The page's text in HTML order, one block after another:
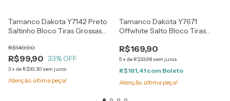
Tamanco Dakota Y7142 Preto
Saltinho Bloco Tiras Grossas
R$99,90
R$149,90
33% OFF
3x de R$33,30 sem juros
Atenção, última peça!
Tamanco Dakota Y7671
Offwhite Salto Bloco Tiras
R$169,90
5x de R$33,98 sem juros
R$161,41 com Boleto
Atenção, última peça!